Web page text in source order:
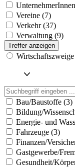
Vereine (7)
Verkehr (37)
Verwaltung (9)
Treffer anzeigen
Wirtschaftszweige
Bau/Baustoffe (3)
Bildung/
Energie- und
Fahrzeuge (3)
Finanzen/
Gastgewerbe/
Gesundheit/